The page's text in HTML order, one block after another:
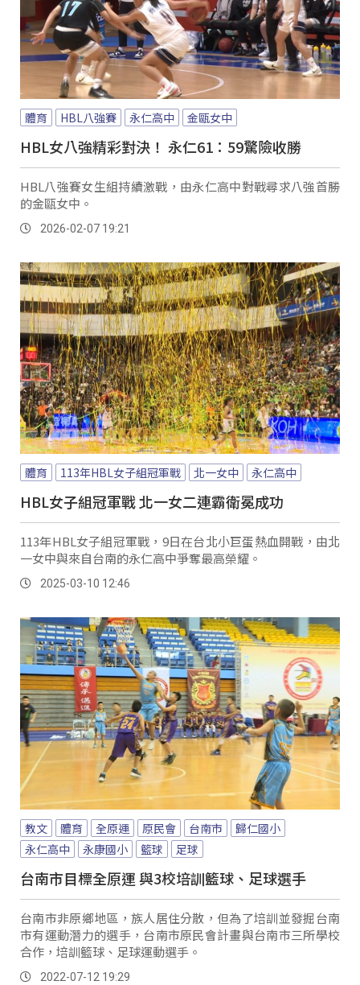
體育 HBL八強賽 永仁高中 金甌女中
HBL女八強精彩對決！ 永仁61：59驚險收勝
HBL八強賽女生組持續激戰，由永仁高中對戰尋求八強首勝
的金甌女中。
2026-02-07 19:21
體育 113年HBL女子組冠軍戰 北一女中 永仁高中
HBL女子組冠軍戰 北一女二連霸衛冕成功
113年HBL女子組冠軍戰，9日在台北小巨蛋熱血開戰，由北
一女中與來自台南的永仁高中爭奪最高榮耀。
2025-03-10 12:46
教文 體育 全原運 原民會 台南市
歸仁國小
永仁高中
永康國小 籃球 足球
台南市目標全原運 與3校培訓籃球、足球選手
台南市非原鄉地區，族人居住分散，但為了培訓並發掘台南
市有運動潛力的選手，台南市原民會計畫與台南市三所學校
合作，培訓籃球、足球運動選手。
2022-07-12 19:29